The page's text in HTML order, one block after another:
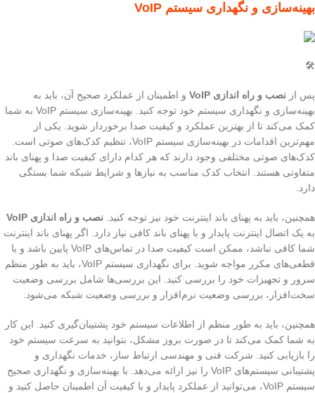
بهینه‌سازی و نگهداری سیستم VoIP
🛠️
پس از نصب و راه اندازی VoIP
و اطمینان از عملکرد صحیح آن، باید به
بهینه‌سازی و نگهداری سیستم خود توجه کنید. بهینه‌سازی سیستم VoIP به شما
کمک می‌کند تا از بهترین عملکرد و کیفیت صدا برخوردار شوید. یکی از
مهم‌ترین اقدامات در بهینه‌سازی سیستم VoIP، تنظیم کدک‌های صوتی است.
کدک‌های صوتی مختلفی وجود دارند که هر کدام دارای کیفیت صدا و پهنای باند
متفاوتی هستند. انتخاب کدک مناسب به نیازها و شرایط شبکه شما بستگی
دارد.
همچنین، باید به پهنای باند اینترنت خود نیز توجه کنید. نصب و راه اندازی VoIP
به یک اتصال اینترنت پایدار و با پهنای باند کافی نیاز دارد. اگر پهنای باند اینترنت
شما کافی نباشد، ممکن است کیفیت صدا در تماس‌های VoIP پایین باشد و با
قطعی‌های مکرر مواجه شوید. برای نگهداری سیستم VoIP، باید به طور منظم
سرور و تجهیزات خود را بررسی کنید. این بررسی‌ها شامل بررسی وضعیت
سخت‌افزار، بررسی وضعیت نرم‌افزار و بررسی وضعیت شبکه می‌شود.
همچنین، باید به طور منظم از اطلاعات سیستم خود پشتیبان‌گیری کنید. این کار
به شما کمک می‌کند تا در صورت بروز مشکل، بتوانید به سرعت سیستم خود
را بازیابی کنید. شرکت فنی و مهندسی ارتباط ساز، خدمات نگهداری و
پشتیبانی سیستم‌های VoIP را نیز ارائه می‌دهد. با بهینه‌سازی و نگهداری صحیح
سیستم VoIP، می‌توانید از عملکرد پایدار و با کیفیت آن اطمینان حاصل کنید و